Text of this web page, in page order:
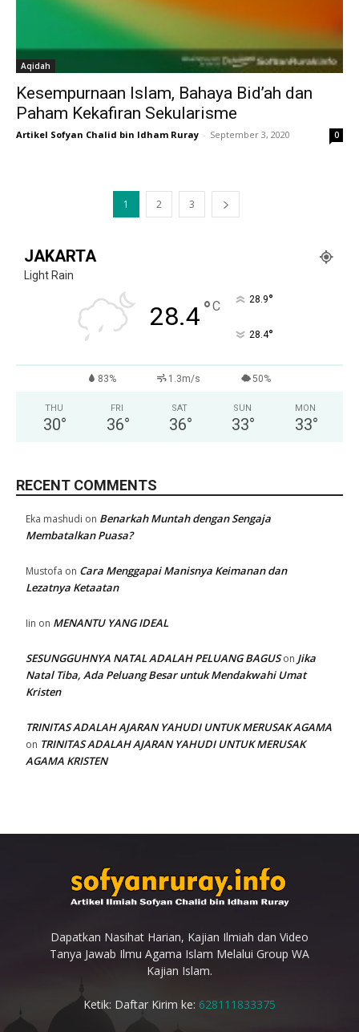
Aqidah
Kesempurnaan Islam, Bahaya Bid’ah dan
Paham Kekafiran Sekularisme
Artikel Sofyan Chalid bin Idham Ruray - September 3, 2020 0
1 2 3
JAKARTA
Light Rain
28.4°C 28.9°
28.4°
83% 1.3m/s 50%
THU
30°
FRI
36°
SAT
36°
SUN
33°
MON
33°
RECENT COMMENTS
Eka mashudi on Benarkah Muntah dengan Sengaja
Membatalkan Puasa?
Mustofa on Cara Menggapai Manisnya Keimanan dan
Lezatnya Ketaatan
Iin on MENANTU YANG IDEAL
SESUNGGUHNYA NATAL ADALAH PELUANG BAGUSon Jika
Natal Tiba, Ada Peluang Besar untuk Mendakwahi Umat
Kristen
TRINITAS ADALAH AJARAN YAHUDI UNTUK MERUSAK AGAMA
on TRINITAS ADALAH AJARAN YAHUDI UNTUK MERUSAK
AGAMA KRISTEN
Dapatkan Nasihat Harian, Kajian Ilmiah dan Video
Tanya Jawab Ilmu Agama Islam Melalui Group WA
Kajian Islam.
Ketik: Daftar Kirim ke: 628111833375